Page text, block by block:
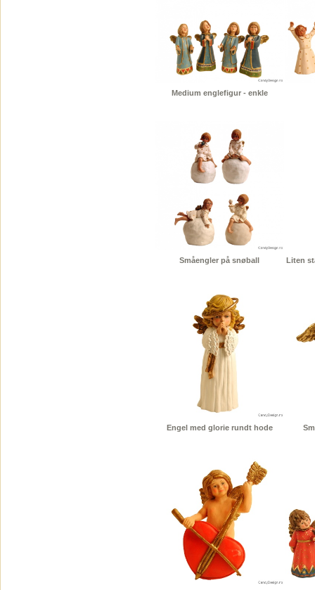
Medium englefigur - enkle
Småengler på snøball Liten
Engel med glorie rundt hode